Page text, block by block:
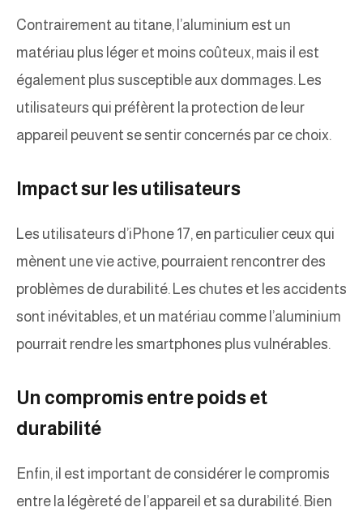
Contrairement au titane, l’aluminium est un
matériau plus léger et moins coûteux, mais il est
également plus susceptible aux dommages. Les
utilisateurs qui préfèrent la protection de leur
appareil peuvent se sentir concernés par ce choix.
Impact sur les utilisateurs
Les utilisateurs d’iPhone 17, en particulier ceux qui
mènent une vie active, pourraient rencontrer des
problèmes de durabilité. Les chutes et les accidents
sont inévitables, et un matériau comme l’aluminium
pourrait rendre les smartphones plus vulnérables.
Un compromis entre poids et
durabilité
Enfin, il est important de considérer le compromis
entre la légèreté de l’appareil et sa durabilité. Bien